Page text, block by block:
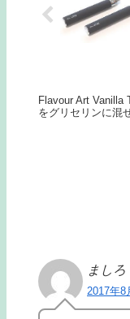
Flavour Art Vanilla
をグリセリンに混
ましろ
2017年8